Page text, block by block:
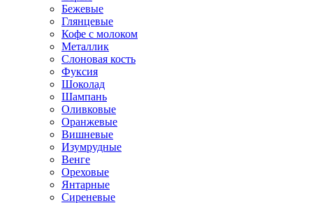
Бежевые
Глянцевые
Кофе с молоком
Металлик
Слоновая кость
Фуксия
Шоколад
Шампань
Оливковые
Оранжевые
Вишневые
Изумрудные
Венге
Ореховые
Янтарные
Сиреневые